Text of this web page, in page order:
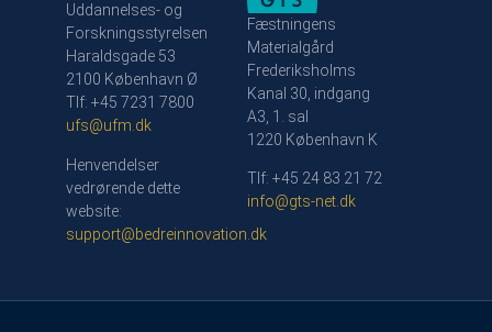
Uddannelses- og
Forskningsstyrelsen
Haraldsgade 53
2100 København Ø
Tlf: +45 7231 7800
ufs@ufm.dk
Henvendelser
vedrørende dette
website:
support@bedreinnovation.dk
Fæstningens
Materialgård
Frederiksholms
Kanal 30, indgang
A3, 1. sal
1220 København K
Tlf: +45 24 83 21 72
info@gts-net.dk